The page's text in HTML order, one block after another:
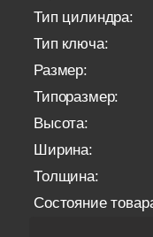
Тип цилиндра:
Тип ключа:
Размер:
Типоразмер:
Высота:
Ширина:
Толщина:
Состояние